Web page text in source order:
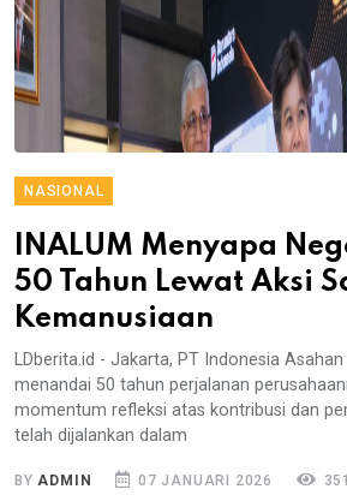
NASIONAL
INALUM Menyapa
50 Tahun Lewat Aksi
Kemanusiaan
LDberita.id - Jakarta, PT Indonesia
menandai 50 tahun perjalanan
momentum refleksi atas kontribusi dan
telah dijalankan dalam
BY ADMIN 07 JANUARI 2026